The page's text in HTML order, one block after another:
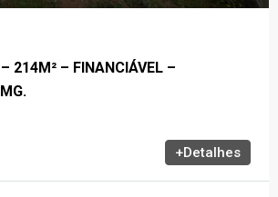
214M² – FINANCIÁVEL –
+Detalhes